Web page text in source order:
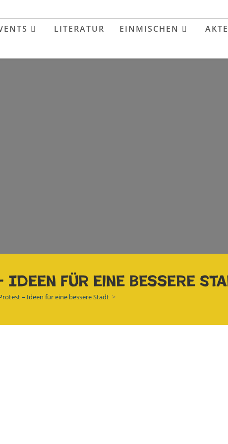
LITERATUR EINMISCHEN
für eine bessere
– Ideen für eine bessere Stadt >